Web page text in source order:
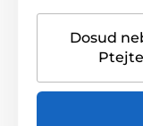
Dosud